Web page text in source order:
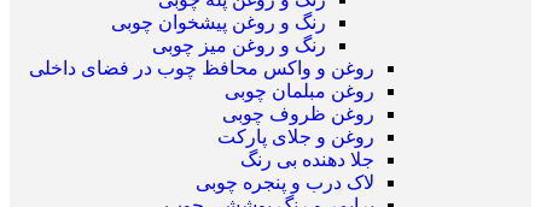
رنگ و روغن پیشخوان چوبی
رنگ و روغن میز چوبی
روغن و واکس محافظ چوب در فضای داخلی
روغن مبلمان چوبی
روغن ظروف چوبی
روغن و جلای پارکت
جلا دهنده بی رنگ
لاک درب و پنجره چوبی